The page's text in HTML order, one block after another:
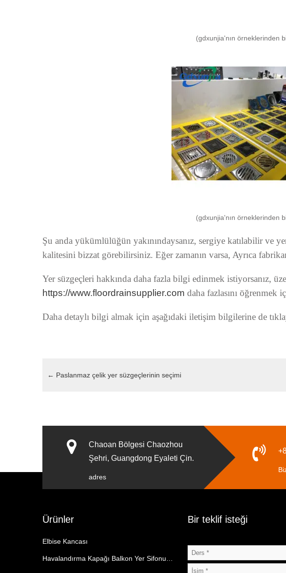
(gdxunjia'nın örneklerinden
(gdxunjia'nın örneklerinden
Şu anda yükümlülüğün yakınındaysanız, sergiye katılabilir ve
kalitesini bizzat görebilirsiniz. Eğer zamanın varsa, Ayrıca
Yer süzgeçleri hakkında daha fazla bilgi edinmek istiyorsanız,
https://www.floordrainsupplier.com daha fazlasını öğrenmek
Daha detaylı bilgi almak için aşağıdaki iletişim bilgilerine de
← Paslanmaz çelik yer süzgeçlerinin seçimi
Chaoan Bölgesi Chaozhou
Şehri, Guangdong Eyaleti Çin.
adres
Ürünler
Elbise Kancası
Havalandırma Kapağı Balkon Yer Sifonu
Bir teklif isteği